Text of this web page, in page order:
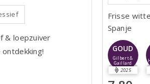
& loepzuiver
ontdekking!
Frisse
Spanje
GOUD
Gilbert &
Gaillard
2025